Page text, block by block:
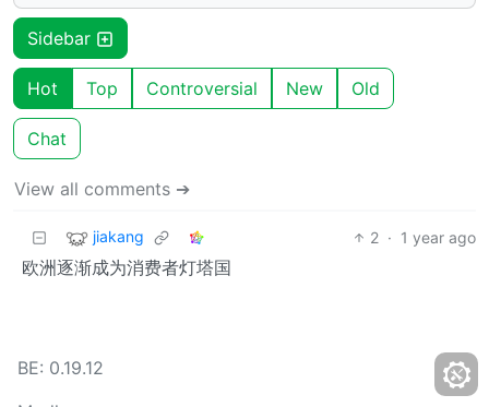
Sidebar
Hot Top Controversial New Old
Chat
View all comments ➔
jiakang 2 · 1 year ago
欧洲逐渐成为消费者灯塔国
BE: 0.19.12